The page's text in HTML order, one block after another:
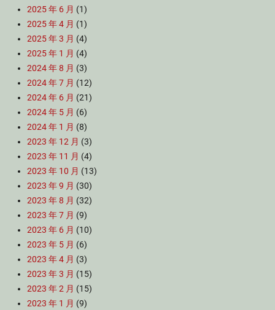
2025 年 6 月 (1)
2025 年 4 月 (1)
2025 年 3 月 (4)
2025 年 1 月 (4)
2024 年 8 月 (3)
2024 年 7 月 (12)
2024 年 6 月 (21)
2024 年 5 月 (6)
2024 年 1 月 (8)
2023 年 12 月 (3)
2023 年 11 月 (4)
2023 年 10 月 (13)
2023 年 9 月 (30)
2023 年 8 月 (32)
2023 年 7 月 (9)
2023 年 6 月 (10)
2023 年 5 月 (6)
2023 年 4 月 (3)
2023 年 3 月 (15)
2023 年 2 月 (15)
2023 年 1 月 (9)